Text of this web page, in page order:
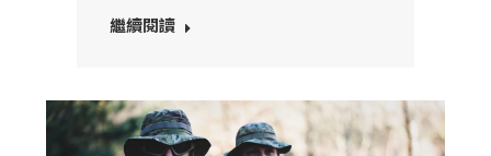
繼續閱讀